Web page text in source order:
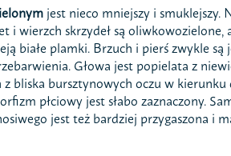
jest nieco mniejszy i smuklejszy.
i wierzch skrzydeł są oliwkowozielone,
białe plamki. Brzuch i pierś zwykle są
Głowa jest popielata z
bliska bursztynowych oczu w kierunku
płciowy jest słabo zaznaczony.
jest też bardziej przygaszona i